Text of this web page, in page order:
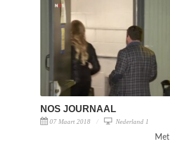
NOS JOURNAAL
07 Maart 2018 Nederland 1